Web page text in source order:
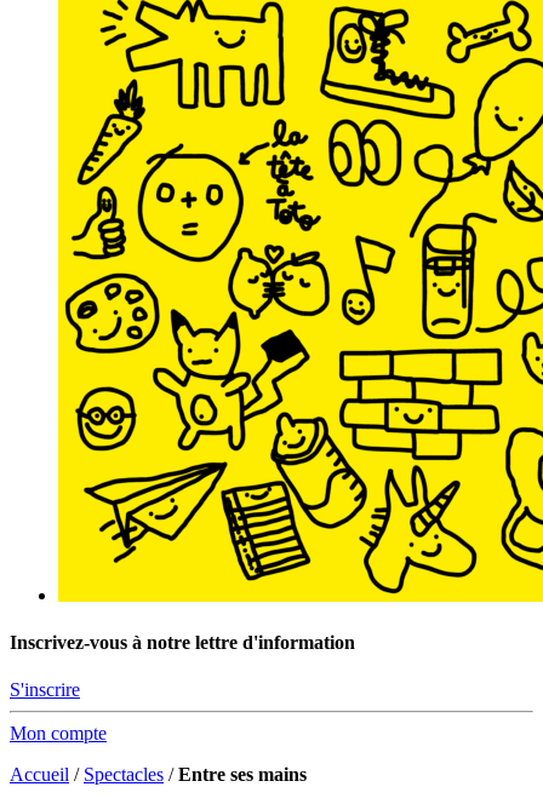
Inscrivez-vous à notre lettre d'information
S'inscrire
Mon compte
Accueil / Spectacles /Entre ses mains